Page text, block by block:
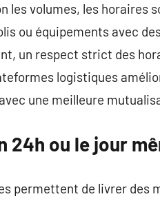
les volumes, les horaires
ou équipements avec
un respect strict des
logistiques
une meilleure
24h ou le jour
permettent de livrer des